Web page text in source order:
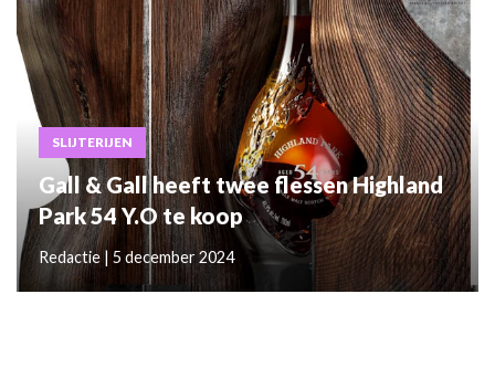
SLIJTERIJEN
Gall & Gall heeft twee flessen Highland
Park 54 Y.O te koop
Redactie | 5 december 2024